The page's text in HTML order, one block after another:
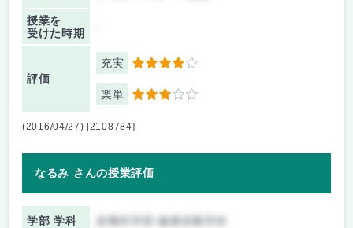
授業を
受けた時期
評価
充実 4
楽単 3
(2016/04/27) [2108784]
なるみ さんの授業評価
学部 学科 栄養科学部 健康栄養学科